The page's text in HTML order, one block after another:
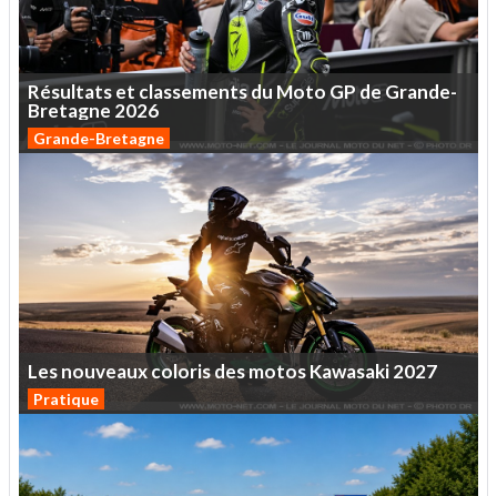
Résultatset classementsdu MotoGP deGrande-
Bretagne 2026
Grande-Bretagne
LesnouveauxcolorisdesmotosKawasaki2027
Pratique